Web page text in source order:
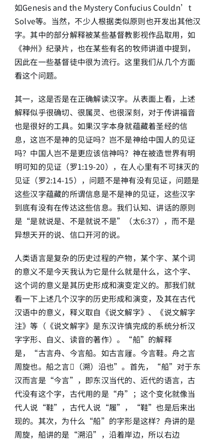
如Genesis and the Mystery Confucius Couldn’t
Solve等。当然，不少人根据类似原则也开发出其他汉
字。其中的部分解释被某些基督教影视作品取用，如
《神州》纪录片，也在某些有名的牧师讲道中提到，
因此在一些基督徒中很为流行。这里我们从几个方面
看这个问题。
其一，这是否是在正确解读汉字。从表面上看，上述
解释似乎很确切、很属灵、也很深刻，对于传讲福音
也是很好的工具。如果汉字本身就蕴藏着圣经的信
息，这岂不是神的见证吗？岂不是神给中国人的见证
吗？中国人岂不是更应该信神吗？神在被造世界有明
明可知的见证（罗1:19-20），在人心里有不可抹灭的
见证（罗2:14-15），问题不是神有没有见证，问题是
这些汉字蕴藏的所谓信息是不是神的见证，这些汉字
到底有没有在传达这些信息。我们认知、讲话的原则
是“是就说是、不是就说不是”（太6:37），而不是
异想天开的说、信口开河的说。
人类语言是复杂的历史过程的产物，某个字、某个词
的意义不是今天我认为它是什么就是什么，这个字、
这个词的意义是其历史形成和演变定义的。那我们就
看一下上述几个汉字的历史形成和演变，及其在古代
汉语中的意义，释义取自《说文解字》、《说文解字
注》等（《说文解字》是东汉许慎完成的系统分析汉
字字形、自义、读音的著作）。“船”的解释
是，“古言舟、今言船。如古言屨。今言鞋。舟之言
周旋也。船之言𣴔（溯）沿也”。首先，“船”对于东
汉而言是“今言”，即东汉当代的、近代的语言，古
代没有这个字，古代用的是“舟”；这个变化就像当
代人说“鞋”，古代人说“履”，“鞋”也是后来出
现的。其次，为什么“船”的字形是这样？舟讲的是
周旋，船讲的是“溯沿”，沿着岸边，所以右边